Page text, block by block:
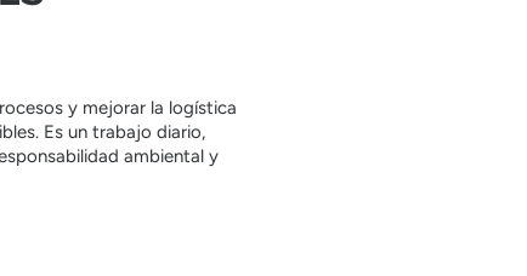
y mejorar la logística
Es un trabajo diario,
ambiental y